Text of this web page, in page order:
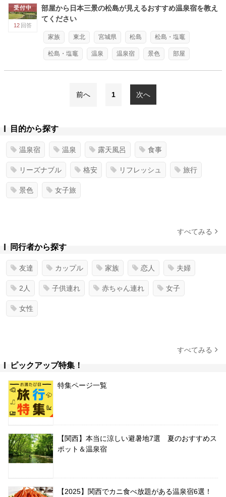
受付中
12 回答
部屋から日本三景の松島が見えるおすすめ温泉宿を教え
てください
家族 東北 宮城県 松島 松島・塩竈
松島・塩竈 温泉 温泉宿 景色 部屋
前へ 1 次へ
目的から探す
温泉宿 温泉 露天風呂 食事
リーズナブル 格安 リフレッシュ 旅行
景色 女子旅
すべてみる
同行者から探す
友達 カップル 家族 恋人 夫婦
2人 子供連れ 赤ちゃん連れ 女子
女性
すべてみる
ピックアップ特集！
特集ページ一覧
【関西】本当に涼しい避暑地7選 夏のおすすめス
ポット＆温泉宿
【2025】関西でカニ食べ放題がある温泉宿6選！